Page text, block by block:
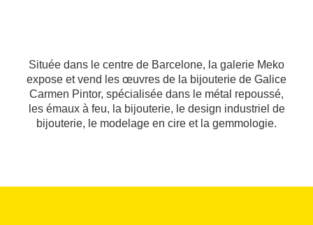
Située dans le centre de Barcelone, la galerie Meko
expose et vend les œuvres de la bijouterie de Galice
Carmen Pintor, spécialisée dans le métal repoussé,
les émaux à feu, la bijouterie, le design industriel de
bijouterie, le modelage en cire et la gemmologie.